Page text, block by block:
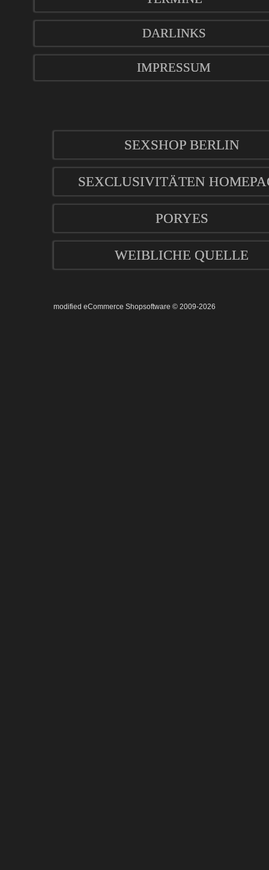
DARLINKS
IMPRESSUM
SEXSHOP BERLIN
SEXCLUSIVITÄTEN
PORYES
WEIBLICHE QUELLE
modified eCommerce Shopsoftware © 2009-2026